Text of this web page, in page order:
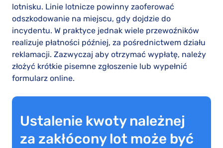
lotnisku. Linie lotnicze powinny zaoferować
odszkodowanie na miejscu, gdy dojdzie do
incydentu. W praktyce jednak wiele przewoźników
realizuje płatności później, za pośrednictwem działu
reklamacji. Zazwyczaj aby otrzymać wypłatę, należy
złożyć krótkie pisemne zgłoszenie lub wypełnić
formularz online.
Ustalenie kwoty należnej
za zakłócony lot może być